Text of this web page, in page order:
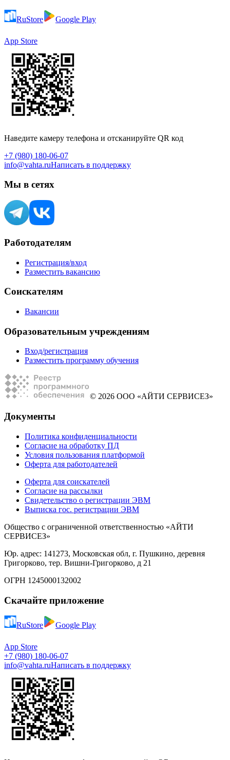
RuStore Google Play
App Store
Наведите камеру телефона и отсканируйте QR код
+7 (980) 180-06-07
info@vahta.ruНаписать в поддержку
Мы в сетях
Работодателям
Регистрация/вход
Разместить вакансию
Соискателям
Вакансии
Образовательным учреждениям
Вход/регистрация
Разместить программу обучения
© 2026 ООО «АЙТИ СЕРВИСЕЗ»
Документы
Политика конфиденциальности
Согласие на обработку ПД
Условия пользования платформой
Оферта для работодателей
Оферта для соискателей
Согласие на рассылки
Свидетельство о регистрации ЭВМ
Выписка гос. регистрации ЭВМ
Общество с ограниченной ответственностью «АЙТИ
СЕРВИСЕЗ»
Юр. адрес: 141273, Московская обл, г. Пушкино, деревня
Григорково, тер. Вишни-Григорково, д 21
ОГРН 1245000132002
Скачайте приложение
RuStore Google Play
App Store
+7 (980) 180-06-07
info@vahta.ruНаписать в поддержку